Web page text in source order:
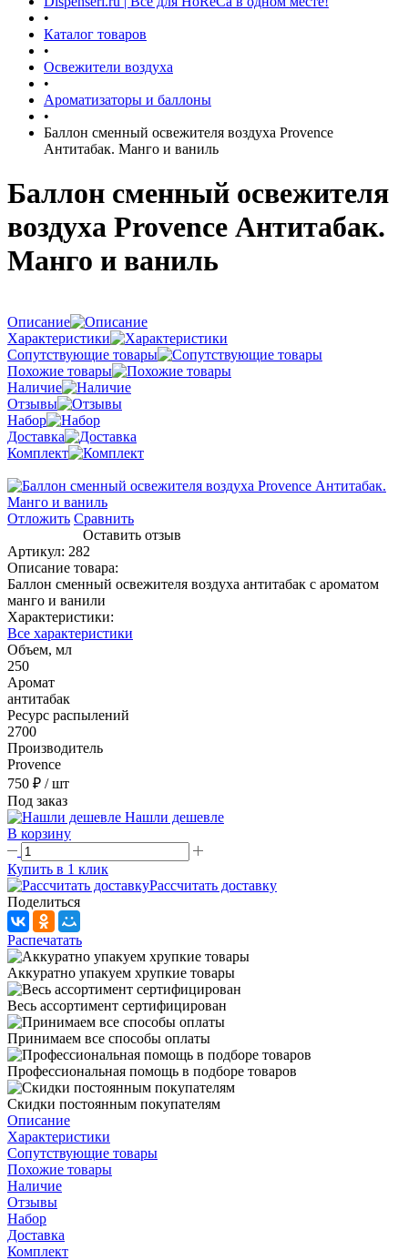
•
Каталог товаров
•
Освежители воздуха
•
Ароматизаторы и баллоны
•
Баллон сменный освежителя воздуха Provence
Антитабак. Манго и ваниль
Баллон сменный освежителя
воздуха Provence Антитабак.
Манго и ваниль
Описание
Характеристики
Сопутствующие товары
Похожие товары
Наличие
Отзывы
Набор
Доставка
Комплект
Отложить Сравнить
Оставить отзыв
Артикул: 282
Описание товара:
Баллон сменный освежителя воздуха антитабак с ароматом
манго и ванили
Характеристики:
Все характеристики
Объем, мл
250
Аромат
антитабак
Ресурс распылений
2700
Производитель
Provence
750 ₽ / шт
Под заказ
Нашли дешевле
В корзину
Купить в 1 клик
Рассчитать доставку
Поделиться
Распечатать
Аккуратно упакуем хрупкие товары
Весь ассортимент сертифицирован
Принимаем все способы оплаты
Профессиональная помощь в подборе товаров
Скидки постоянным покупателям
Описание
Характеристики
Сопутствующие товары
Похожие товары
Наличие
Отзывы
Набор
Доставка
Комплект